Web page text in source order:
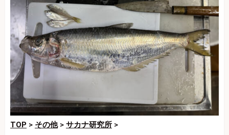
TOP > その他> サカナ研究所 >